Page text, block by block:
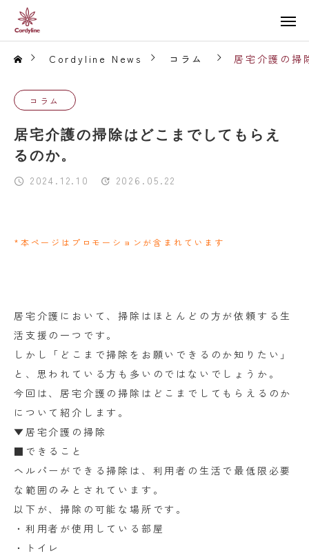
Cordyline News コラム 居宅介護の掃
コラム
居宅介護の掃除はどこまでしてもらえ
るのか。
2024.12.10 2026.05.22
*本ページはプロモーションが含まれています
居宅介護において、掃除はほとんどの方が依頼する生
活支援の一つです。
しかし「どこまで掃除をお願いできるのか知りたい」
と、思われている方も多いのではないでしょうか。
今回は、居宅介護の掃除はどこまでしてもらえるのか
について紹介します。
▼居宅介護の掃除
■できること
ヘルパーができる掃除は、利用者の生活で最低限必要
な範囲のみとされています。
以下が、掃除の可能な場所です。
・利用者が使用している部屋
・トイレ